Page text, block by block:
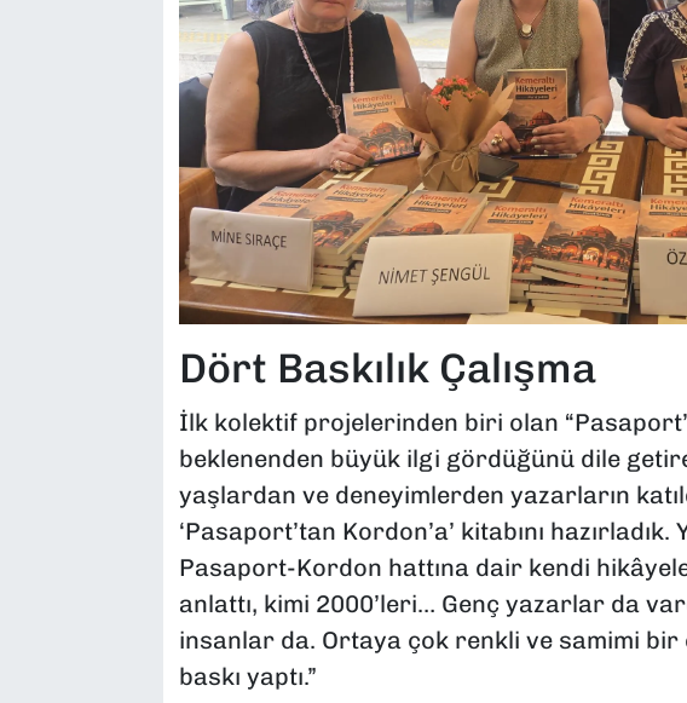
Dört Baskılık Çalışma
İlk kolektif projelerinden biri olan
beklenenden büyük ilgi gördüğünü dile
yaşlardan ve deneyimlerden yazarların
‘Pasaport’tan Kordon’a’ kitabını
Pasaport-Kordon hattına dair kendi
anlattı, kimi 2000’leri… Genç yazarlar da
insanlar da. Ortaya çok renkli ve samimi bir
baskı yaptı.”